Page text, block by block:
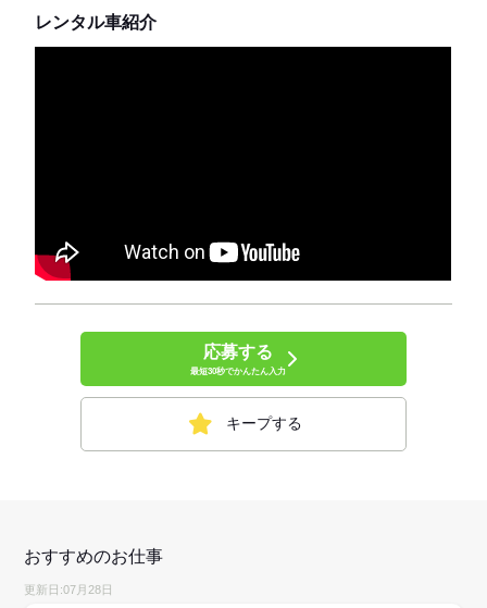
レンタル車紹介
応募する
最短30秒でかんたん入力
キープする
おすすめのお仕事
更新日:07月28日